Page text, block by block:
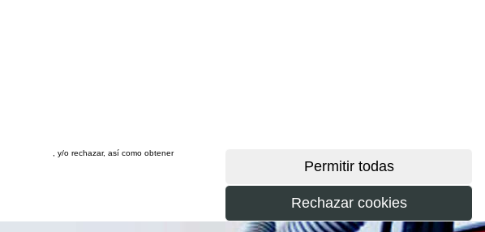
, y/o rechazar, así como obtener